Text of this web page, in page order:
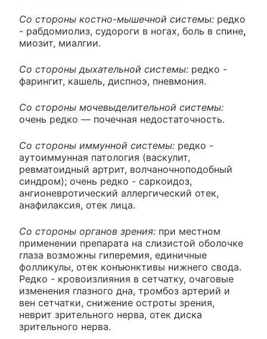
Со стороны костно-мышечной системы: редко
- рабдомиолиз, судороги в ногах, боль в спине,
миозит, миалгии.
Со стороны дыхательной системы: редко -
фарингит, кашель, диспноэ, пневмония.
Со стороны мочевыделительной системы:
очень редко — почечная недостаточность.
Со стороны иммунной системы: редко -
аутоиммунная патология (васкулит,
ревматоидный артрит, волчаночноподобный
синдром); очень редко - саркоидоз,
ангионевротический аллергический отек,
анафилаксия, отек лица.
Со стороны органов зрения: при местном
применении препарата на слизистой оболочке
глаза возможны гиперемия, единичные
фолликулы, отек конъюнктивы нижнего свода.
Редко - кровоизлияния в сетчатку, очаговые
изменения глазного дна, тромбоз артерий и
вен сетчатки, снижение остроты зрения,
неврит зрительного нерва, отек диска
зрительного нерва.